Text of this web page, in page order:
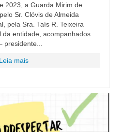
2023, a Guarda Mirim de
Sr. Clóvis de Almeida
pela Sra. Taís R. Teixeira
da entidade, acompanhados
Leia mais